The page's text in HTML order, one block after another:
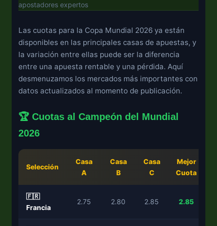
apostadores expertos
Las cuotas para la Copa Mundial 2026 ya están
disponibles en las principales casas de apuestas, y
la variación entre ellas puede ser la diferencia
entre una apuesta rentable y una pérdida. Aquí
desmenuzamos los mercados más importantes con
datos actualizados al momento de publicación.
🏆 Cuotas al Campeón del Mundial
2026
Selección
Casa
A
Casa
B
Casa
C
Mejor
Cuota
🇫🇷
Francia
2.75 2.80 2.85 2.85